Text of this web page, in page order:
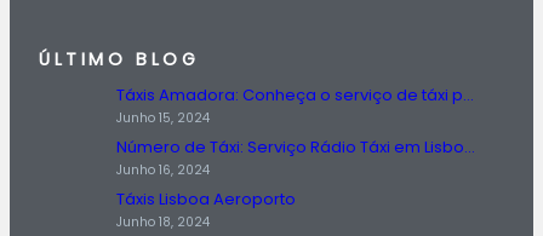
ÚLTIMO BLOG
Táxis Amadora: Conheça o serviço de táxi prestado na região da Amadora.
Junho 15, 2024
Número de Táxi: Serviço Rádio Táxi em Lisboa, Entre em Contato Agora!
Junho 16, 2024
Táxis Lisboa Aeroporto
Junho 18, 2024